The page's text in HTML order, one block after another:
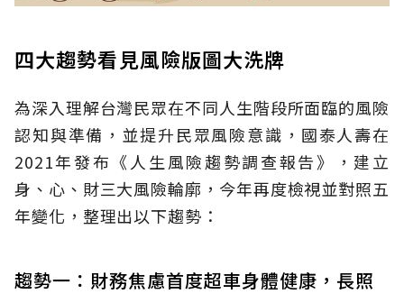
四大趨勢看見風險版圖大洗牌
為深入理解台灣民眾在不同人生階段所面臨的風險
認知與準備，並提升民眾風險意識，國泰人壽在
2021年發布《人生風險趨勢調查報告》，建立
身、心、財三大風險輪廓，今年再度檢視並對照五
年變化，整理出以下趨勢：
趨勢一：財務焦慮首度超車身體健康，長照